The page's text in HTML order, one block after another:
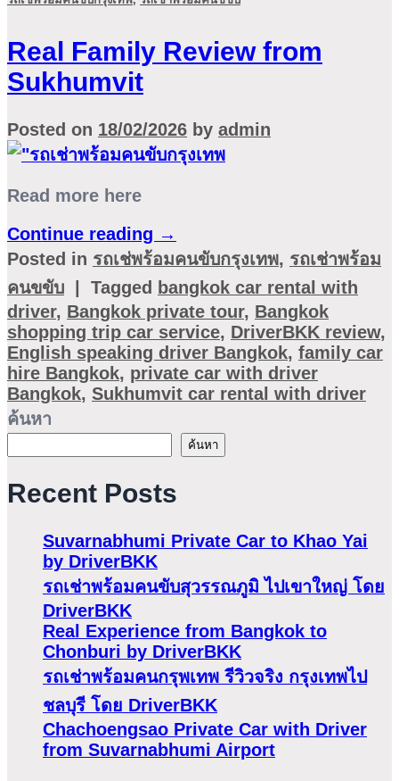
Real Family Review from
Sukhumvit
Posted on 18/02/2026 by admin
Read more here
Continue reading →
Posted in รถเช่พร้อมคนขับกรุงเทพ, รถเช่าพร้อม
คนขขับ
Tagged
bangkok car rental with
driver, Bangkok private tour, Bangkok
shopping trip car service, DriverBKK review,
English speaking driver Bangkok, family car
hire Bangkok, private car with driver
Bangkok, Sukhumvit car rental with driver
ค้นหา
ค้นหา
Recent Posts
Suvarnabhumi Private Car to Khao Yai
by DriverBKK
รถเช่าพร้อมคนขับสุวรรณภูมิ ไปเขาใหญ่ โดย
DriverBKK
Real Experience from Bangkok to
Chonburi by DriverBKK
รถเช่าพร้อมคนกรุพเทพ รีวิวจริง กรุงเทพไป
ชลบุรี โดย DriverBKK
Chachoengsao Private Car with Driver
from Suvarnabhumi Airport